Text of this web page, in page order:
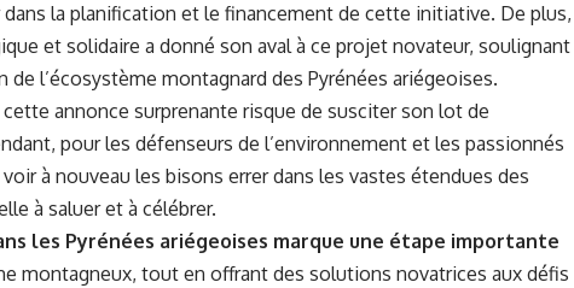
la planification et le financement de cette initiative. De plus,
et solidaire a donné son aval à ce projet novateur, soulignant
l’écosystème montagnard des Pyrénées ariégeoises.
annonce surprenante risque de susciter son lot de
pour les défenseurs de l’environnement et les passionnés
à nouveau les bisons errer dans les vastes étendues des
à saluer et à célébrer.
les Pyrénées ariégeoises marque une étape importante
montagneux, tout en offrant des solutions novatrices aux défis